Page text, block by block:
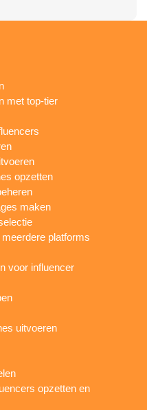
met top-tier
opzetten
maken
platforms
voor influencer
uitvoeren
opzetten en